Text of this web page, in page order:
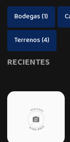
Bodegas(1)
Terrenos(4)
RECIENTES